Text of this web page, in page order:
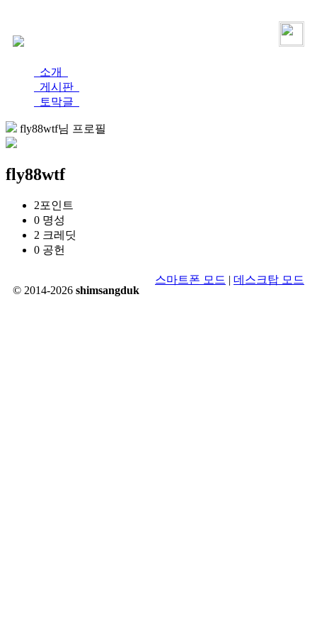
소개
게시판
토막글
fly88wtf님 프로필
fly88wtf
2포인트
0 명성
2 크레딧
0 공헌
© 2014-2026 shimsangduk
스마트폰 모드 | 데스크탑 모드